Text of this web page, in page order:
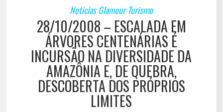
Noticias Glamour Turismo
28/10/2008 – ESCALADA EM
ÁRVORES CENTENÁRIAS É
INCURSÃO NA DIVERSIDADE DA
AMAZÔNIA E, DE QUEBRA,
DESCOBERTA DOS PRÓPRIOS
LIMITES